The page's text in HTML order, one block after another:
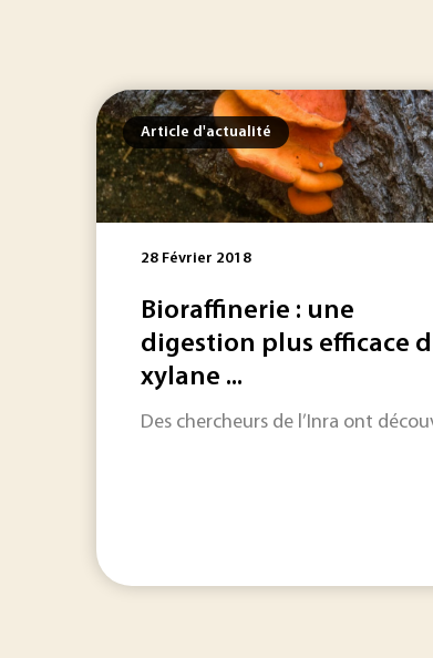
Article d'actualité
28 Février 2018
Bioraffinerie : une
digestion plus efficace
xylane ...
Des chercheurs de l’Inra ont